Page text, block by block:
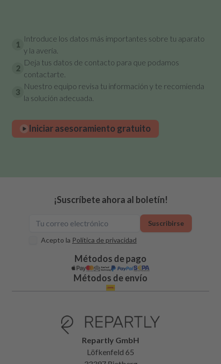
1
Introduce los datos más importantes sobre tu aparato
y la avería.
2
Deja tus datos de contacto para que podamos
contactarte.
3
Nuestro equipo revisa tu información y te recomienda
la solución adecuada.
Iniciar asesoramiento gratuito
¡Suscríbete ahora al boletín!
Acepto la Política de privacidad
Suscribirse
Métodos de pago
Métodos de envío
Repartly GmbH
Löfkenfeld 65